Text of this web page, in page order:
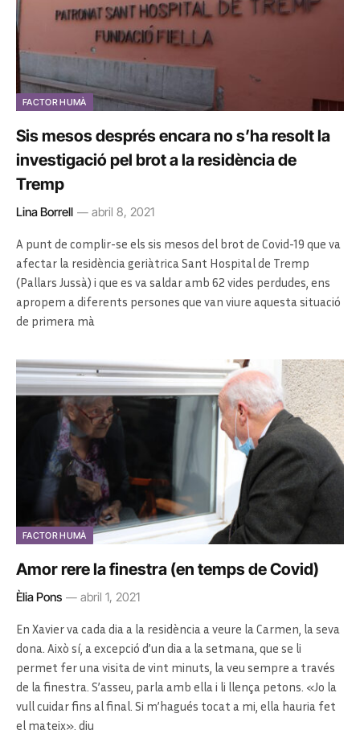
FACTOR HUMÀ
Sis mesos després encara no s’ha resolt la
investigació pel brot a la residència de
Tremp
Lina Borrell abril 8, 2021
A punt de complir-se els sis mesos del brot de Covid-19 que va
afectar la residència geriàtrica Sant Hospital de Tremp
(Pallars Jussà) i que es va saldar amb 62 vides perdudes, ens
apropem a diferents persones que van viure aquesta situació
de primera mà
FACTOR HUMÀ
Amor rere la finestra (en temps de Covid)
Èlia Pons abril 1, 2021
En Xavier va cada dia a la residència a veure la Carmen, la seva
dona. Això sí, a excepció d’un dia a la setmana, que se li
permet fer una visita de vint minuts, la veu sempre a través
de la finestra. S’asseu, parla amb ella i li llença petons. «Jo la
vull cuidar fins al final. Si m’hagués tocat a mi, ella hauria fet
el mateix», diu